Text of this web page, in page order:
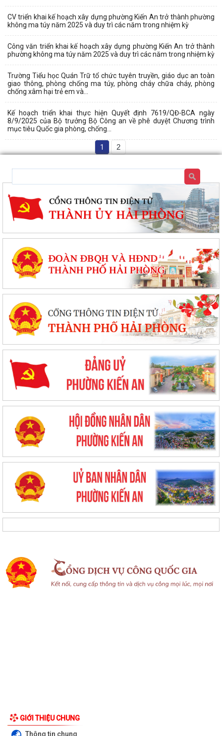
CV triển khai kế hoạch xây dựng phường Kiến An trở thành phường
không ma túy năm 2025 và duy trì các năm trong nhiệm kỳ
Công văn triển khai kế hoạch xây dựng phường Kiến An trở thành
phường không ma túy năm 2025 và duy trì các năm trong nhiệm kỳ
Trường Tiểu học Quán Trữ tổ chức tuyên truyền, giáo dục an toàn
giao thông, phòng chống ma túy, phòng cháy chữa cháy, phòng
chống xâm hại trẻ em và...
Kế hoạch triển khai thực hiện Quyết định 7619/QĐ-BCA ngày
8/9/2025 của Bộ trưởng Bộ Công an về phê duyệt Chương trình
mục tiêu Quốc gia phòng, chống...
1 2